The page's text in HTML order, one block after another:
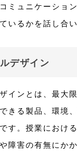
ミュニケーショ
いるかを話し合い
デザイン
インとは、最大
きる製品、環境
す。授業におけ
障害の有無にか